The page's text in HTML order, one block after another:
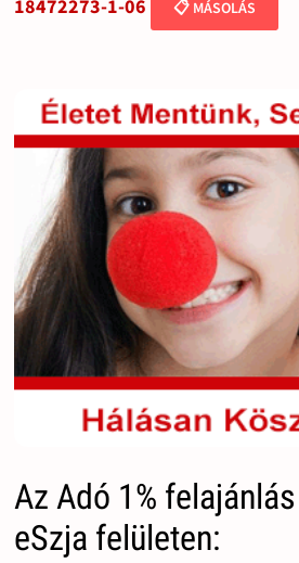
18472273-1-06 📋 MÁSOLÁS
Az Adó 1%
eSzja felületen: